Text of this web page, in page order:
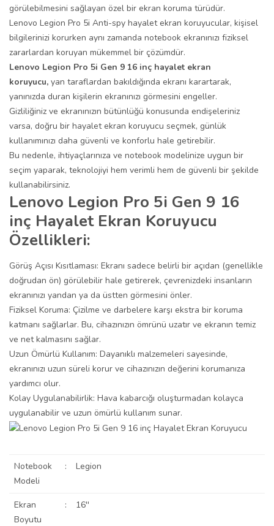
görülebilmesini sağlayan özel bir ekran koruma türüdür.
Lenovo Legion Pro 5i Anti-spy hayalet ekran koruyucular, kişisel
bilgilerinizi korurken aynı zamanda notebook ekranınızı fiziksel
zararlardan koruyan mükemmel bir çözümdür.
Lenovo Legion Pro 5i Gen 9 16 inç hayalet ekran
koruyucu, yan taraflardan bakıldığında ekranı karartarak,
yanınızda duran kişilerin ekranınızı görmesini engeller.
Gizliliğiniz ve ekranınızın bütünlüğü konusunda endişeleriniz
varsa, doğru bir hayalet ekran koruyucu seçmek, günlük
kullanımınızı daha güvenli ve konforlu hale getirebilir.
Bu nedenle, ihtiyaçlarınıza ve notebook modelinize uygun bir
seçim yaparak, teknolojiyi hem verimli hem de güvenli bir şekilde
kullanabilirsiniz.
Lenovo Legion Pro 5i Gen 9 16
inç Hayalet Ekran Koruyucu
Özellikleri:
Görüş Açısı Kısıtlaması: Ekranı sadece belirli bir açıdan (genellikle
doğrudan ön) görülebilir hale getirerek, çevrenizdeki insanların
ekranınızı yandan ya da üstten görmesini önler.
Fiziksel Koruma: Çizilme ve darbelere karşı ekstra bir koruma
katmanı sağlarlar. Bu, cihazınızın ömrünü uzatır ve ekranın temiz
ve net kalmasını sağlar.
Uzun Ömürlü Kullanım: Dayanıklı malzemeleri sayesinde,
ekranınızı uzun süreli korur ve cihazınızın değerini korumanıza
yardımcı olur.
Kolay Uygulanabilirlik: Hava kabarcığı oluşturmadan kolayca
uygulanabilir ve uzun ömürlü kullanım sunar.
Notebook
Modeli
: Legion
Ekran
Boyutu
: 16''